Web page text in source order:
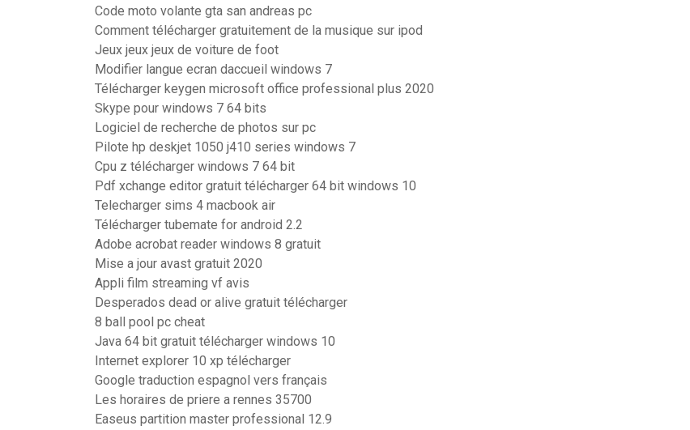
Code moto volante gta san andreas pc
Comment télécharger gratuitement de la musique sur ipod
Jeux jeux jeux de voiture de foot
Modifier langue ecran daccueil windows 7
Télécharger keygen microsoft office professional plus 2020
Skype pour windows 7 64 bits
Logiciel de recherche de photos sur pc
Pilote hp deskjet 1050 j410 series windows 7
Cpu z télécharger windows 7 64 bit
Pdf xchange editor gratuit télécharger 64 bit windows 10
Telecharger sims 4 macbook air
Télécharger tubemate for android 2.2
Adobe acrobat reader windows 8 gratuit
Mise a jour avast gratuit 2020
Appli film streaming vf avis
Desperados dead or alive gratuit télécharger
8 ball pool pc cheat
Java 64 bit gratuit télécharger windows 10
Internet explorer 10 xp télécharger
Google traduction espagnol vers français
Les horaires de priere a rennes 35700
Easeus partition master professional 12.9